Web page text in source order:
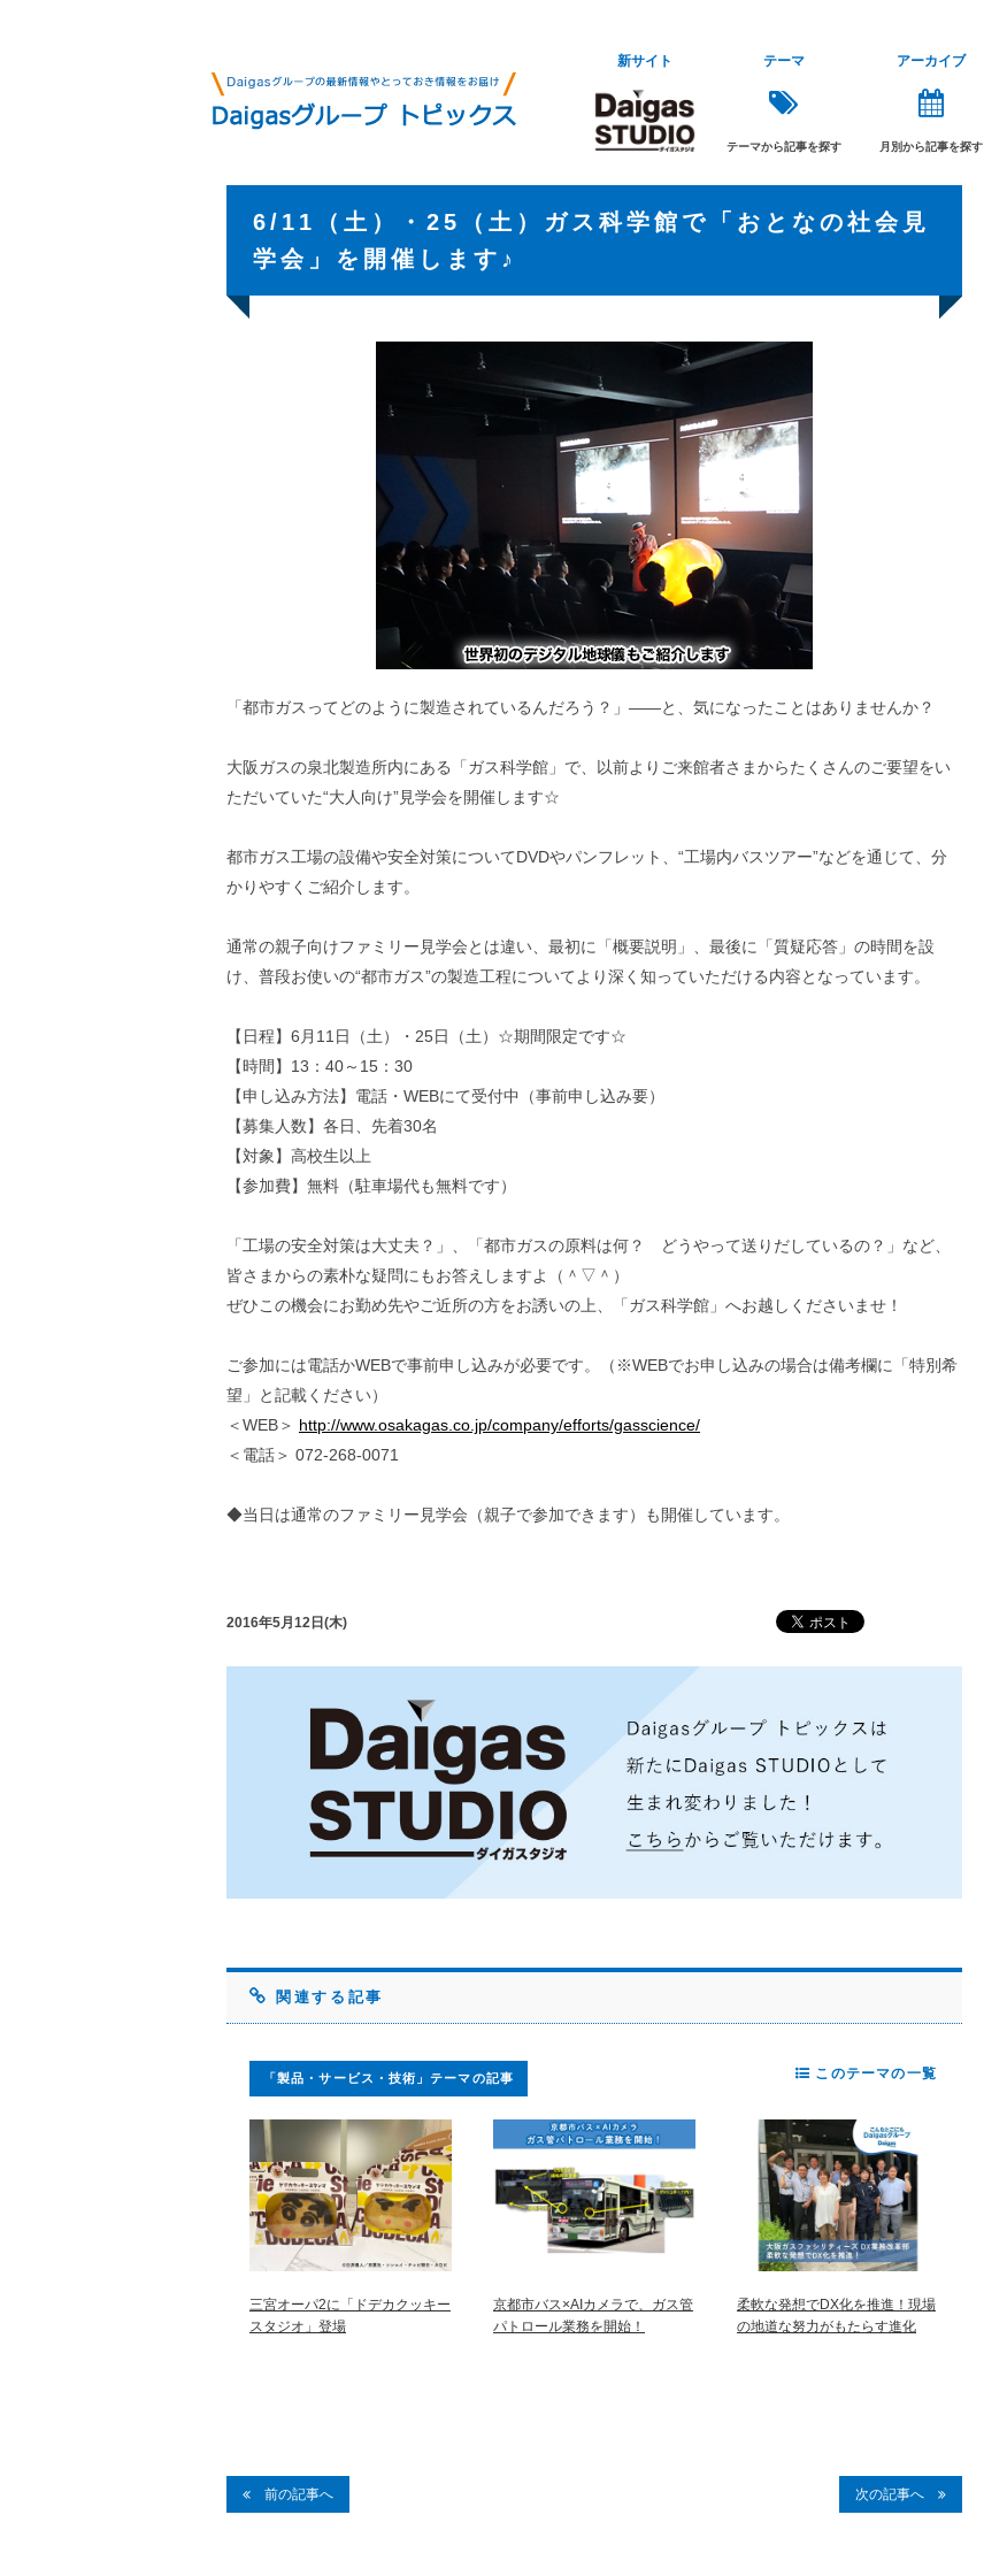
新サイト テーマ
テーマから記事を探す
アーカイブ
月別から記事を探す
6/11（土）・25（土）ガス科学館で「おとなの社会見
学会」を開催します♪
「都市ガスってどのように製造されているんだろう？」――と、気になったことはありませんか？
大阪ガスの泉北製造所内にある「ガス科学館」で、以前よりご来館者さまからたくさんのご要望をい
ただいていた“大人向け”見学会を開催します☆
都市ガス工場の設備や安全対策についてDVDやパンフレット、“工場内バスツアー”などを通じて、分
かりやすくご紹介します。
通常の親子向けファミリー見学会とは違い、最初に「概要説明」、最後に「質疑応答」の時間を設
け、普段お使いの“都市ガス”の製造工程についてより深く知っていただける内容となっています。
【日程】6月11日（土）・25日（土）☆期間限定です☆
【時間】13：40～15：30
【申し込み方法】電話・WEBにて受付中（事前申し込み要）
【募集人数】各日、先着30名
【対象】高校生以上
【参加費】無料（駐車場代も無料です）
「工場の安全対策は大丈夫？」、「都市ガスの原料は何？ どうやって送りだしているの？」など、
皆さまからの素朴な疑問にもお答えしますよ（＾▽＾）
ぜひこの機会にお勤め先やご近所の方をお誘いの上、「ガス科学館」へお越しくださいませ！
ご参加には電話かWEBで事前申し込みが必要です。（※WEBでお申し込みの場合は備考欄に「特別希
望」と記載ください）
＜WEB＞ http://www.osakagas.co.jp/company/efforts/gasscience/
＜電話＞ 072-268-0071
◆当日は通常のファミリー見学会（親子で参加できます）も開催しています。
2016年5月12日(木)
関連する記事
「製品・サービス・技術」テーマの記事
三宮オーパ2に「ドデカクッキー
スタジオ」登場
京都市バス×AIカメラで、ガス管
パトロール業務を開始！
柔軟な発想でDX化を推進！現場
の地道な努力がもたらす進化
このテーマの一覧
前の記事へ 次の記事へ